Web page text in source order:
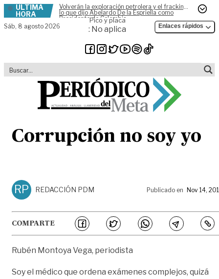
Skip to content
ÚLTIMA
HORA
Volverán la exploración petrolera y el fracking,
lo que dijo Abelardo De la Espriella como
Presidente de Colombia
Sáb, 8 agosto 2026
Pico y placa
: No aplica Enlaces rápidos
Corrupción no soy yo
RP REDACCIÓN PDM Publicado en Nov 14,
COMPARTE
Rubén Montoya Vega, periodista
Soy el médico que ordena exámenes complejos, quizá